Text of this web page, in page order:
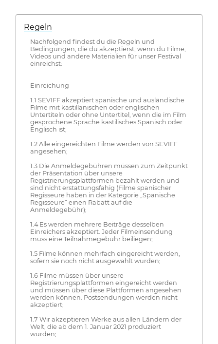
Regeln
Nachfolgend findest du die Regeln und
Bedingungen, die du akzeptierst, wenn du Filme,
Videos und andere Materialien für unser Festival
einreichst:
Einreichung
1.1 SEVIFF akzeptiert spanische und ausländische
Filme mit kastillanischen oder englischen
Untertiteln oder ohne Untertitel, wenn die im Film
gesprochene Sprache kastilisches Spanisch oder
Englisch ist;
1.2 Alle eingereichten Filme werden von SEVIFF
angesehen;
1.3 Die Anmeldegebühren müssen zum Zeitpunkt
der Präsentation über unsere
Registrierungsplattformen bezahlt werden und
sind nicht erstattungsfähig (Filme spanischer
Regisseure haben in der Kategorie „Spanische
Regisseure“ einen Rabatt auf die
Anmeldegebühr);
1.4 Es werden mehrere Beiträge desselben
Einreichers akzeptiert. Jeder Filmeinsendung
muss eine Teilnahmegebühr beiliegen;
1.5 Filme können mehrfach eingereicht werden,
sofern sie noch nicht ausgewählt wurden;
1.6 Filme müssen über unsere
Registrierungsplattformen eingereicht werden
und müssen über diese Plattformen angesehen
werden können. Postsendungen werden nicht
akzeptiert;
1.7 Wir akzeptieren Werke aus allen Ländern der
Welt, die ab dem 1. Januar 2021 produziert
wurden;